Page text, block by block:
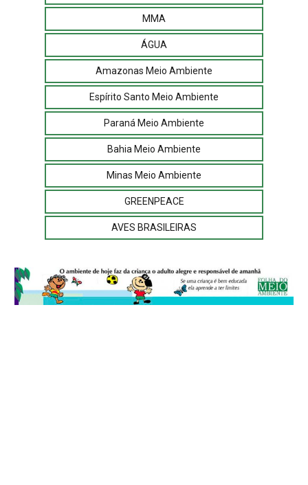
MMA
ÁGUA
Amazonas Meio Ambiente
Espírito Santo Meio Ambiente
Paraná Meio Ambiente
Bahia Meio Ambiente
Minas Meio Ambiente
GREENPEACE
AVES BRASILEIRAS